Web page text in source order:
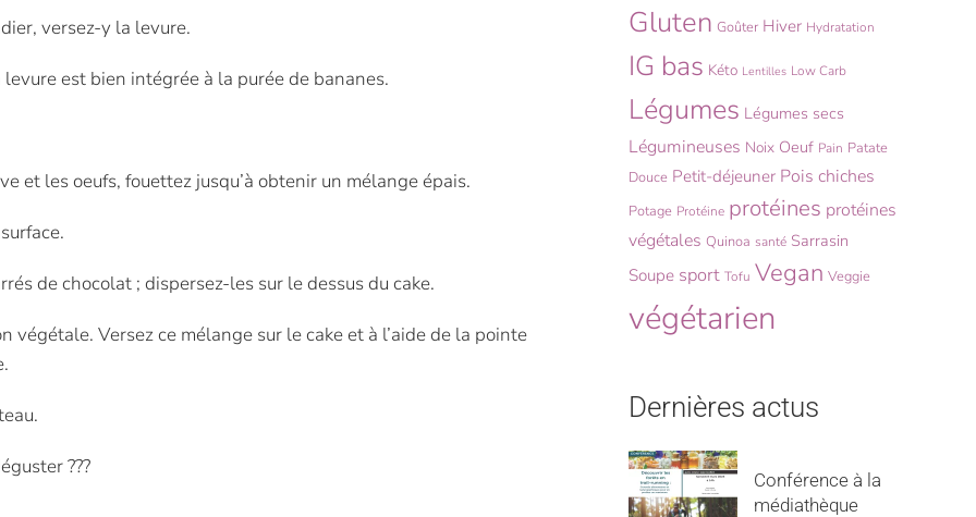
versez-y la levure.
est bien intégrée à la purée de bananes.
et les oeufs, fouettez jusqu’à obtenir un mélange épais.
de chocolat ; dispersez-les sur le dessus du cake.
végétale. Versez ce mélange sur le cake et à l’aide de la pointe
???
Gluten Goûter Hiver Hydratation
IG bas Kéto Lentilles Low Carb
Légumes Légumes secs
Légumineuses Noix Oeuf Pain Patate
Douce Petit-déjeuner Pois chiches
Potage Protéine protéines protéines
végétales Quinoa santé Sarrasin
Soupe sport Tofu Vegan Veggie
végétarien
Dernières actus
Conférence à la
médiathèque